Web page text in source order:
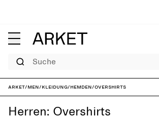
Suche
ARKET/Men/Kleidung/Hemden/Overshirts
Herren: Overshirts